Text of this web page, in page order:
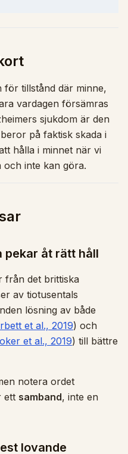
för tillstånd där minne,
vardagen försämras
sjukdom är den
på faktisk skada i
hålla i minnet när vi
och inte kan göra.
pekar åt rätt håll
från det brittiska
av tiotusentals
lösning av både
et al., 2019) och
et al., 2019) till bättre
notera ordet
ett samband, inte en
lovande